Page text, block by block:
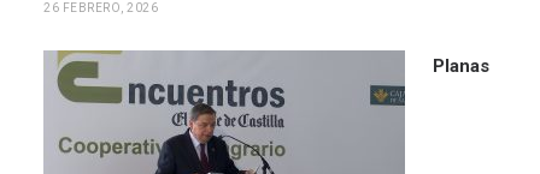
26 FEBRERO, 2026
Planas